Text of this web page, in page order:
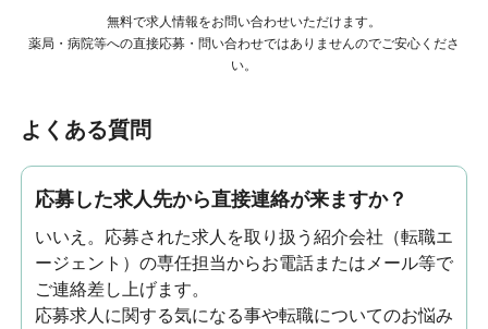
無料で求人情報をお問い合わせいただけます。
薬局・病院等への直接応募・問い合わせではありませんのでご安心くださ
い。
よくある質問
応募した求人先から直接連絡が来ますか？
いいえ。応募された求人を取り扱う紹介会社（転職エ
ージェント）の専任担当からお電話またはメール等で
ご連絡差し上げます。
応募求人に関する気になる事や転職についてのお悩み